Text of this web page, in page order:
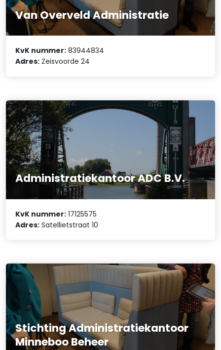
Van Overveld Administratie
KvK nummer: 83944834
Adres: Zeisvoorde 24
Administratiekantoor ADC B.V.
KvK nummer: 17125575
Adres: Satellietstraat 10
Stichting Administratiekantoor
Minneboo Beheer